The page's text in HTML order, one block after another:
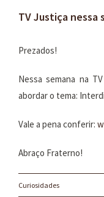
TV Justiça nessa
Prezados!
Nessa semana na
abordar o tema:
Vale a pena conferir:
Abraço Fraterno!
Curiosidades